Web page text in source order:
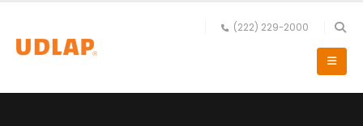
(222) 229-2000